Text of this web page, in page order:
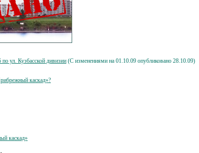
ул. Кузбасской дивизии (С изменениями на 01.10.09 опубликовано 28.10.09)
каскад»?
каскад»